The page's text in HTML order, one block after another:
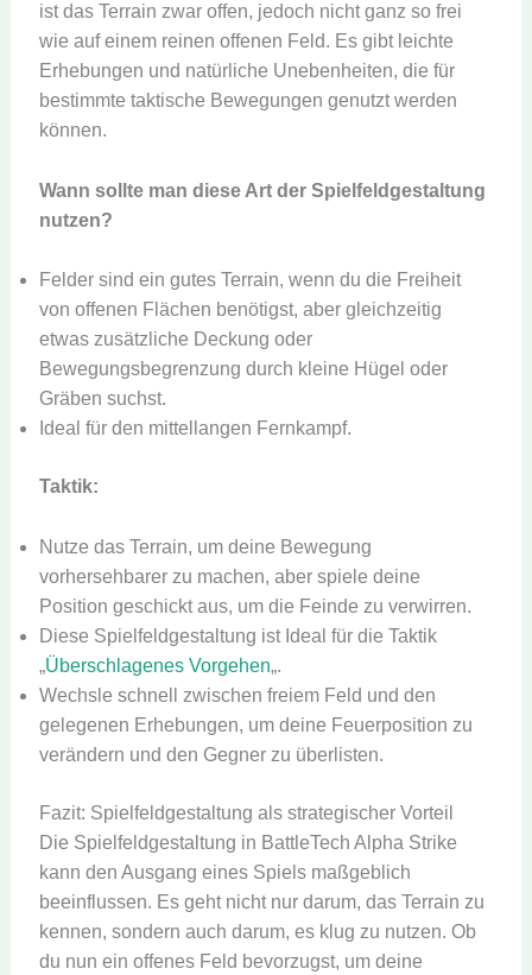
ist das Terrain zwar offen, jedoch nicht ganz so frei
wie auf einem reinen offenen Feld. Es gibt leichte
Erhebungen und natürliche Unebenheiten, die für
bestimmte taktische Bewegungen genutzt werden
können.
Wann sollte man diese Art der Spielfeldgestaltung
nutzen?
Felder sind ein gutes Terrain, wenn du die Freiheit
von offenen Flächen benötigst, aber gleichzeitig
etwas zusätzliche Deckung oder
Bewegungsbegrenzung durch kleine Hügel oder
Gräben suchst.
Ideal für den mittellangen Fernkampf.
Taktik:
Nutze das Terrain, um deine Bewegung
vorhersehbarer zu machen, aber spiele deine
Position geschickt aus, um die Feinde zu verwirren.
Diese Spielfeldgestaltung ist Ideal für die Taktik
„Überschlagenes Vorgehen„.
Wechsle schnell zwischen freiem Feld und den
gelegenen Erhebungen, um deine Feuerposition zu
verändern und den Gegner zu überlisten.
Fazit: Spielfeldgestaltung als strategischer Vorteil
Die Spielfeldgestaltung in BattleTech Alpha Strike
kann den Ausgang eines Spiels maßgeblich
beeinflussen. Es geht nicht nur darum, das Terrain zu
kennen, sondern auch darum, es klug zu nutzen. Ob
du nun ein offenes Feld bevorzugst, um deine